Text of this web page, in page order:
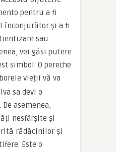
pentru a fi
înconjurător și a fi
sau
vei găsi putere
simbol. O pereche
vieții vă va
sa devi o
asemenea,
nesfârșite și
rădăcinilor și
Este o